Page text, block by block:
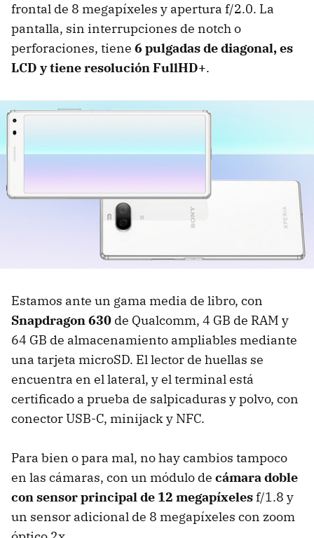
frontal de 8 megapíxeles y apertura f/2.0. La
pantalla, sin interrupciones de notch o
perforaciones, tiene 6 pulgadas de diagonal, es
LCD y tiene resolución FullHD+.
Estamos ante un gama media de libro, con
Snapdragon 630 de Qualcomm, 4 GB de RAM y
64 GB de almacenamiento ampliables mediante
una tarjeta microSD. El lector de huellas se
encuentra en el lateral, y el terminal está
certificado a prueba de salpicaduras y polvo, con
conector USB-C, minijack y NFC.
Para bien o para mal, no hay cambios tampoco
en las cámaras, con un módulo de cámara doble
con sensor principal de 12 megapíxelesf/1.8 y
un sensor adicional de 8 megapíxeles con zoom